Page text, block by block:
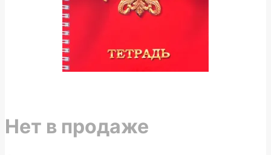
Нет в продаже